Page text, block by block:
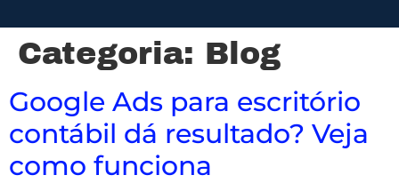
Categoria: Blog
Google Ads para escritório
contábil dá resultado? Veja
como funciona